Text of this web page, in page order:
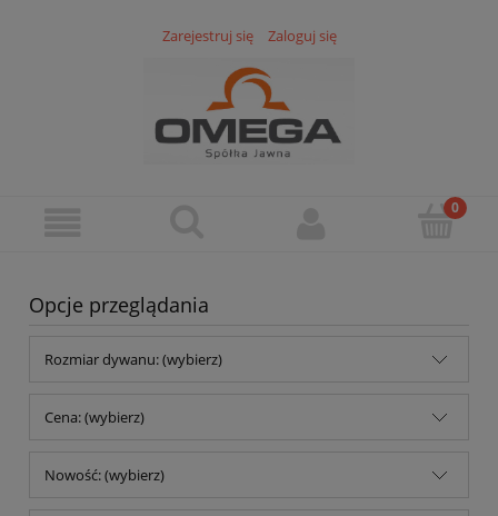
Zarejestruj się Zaloguj się
Opcje przeglądania
Rozmiar dywanu: (wybierz)
Cena: (wybierz)
Nowość: (wybierz)